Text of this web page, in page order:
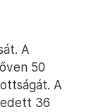
A
50
A
36